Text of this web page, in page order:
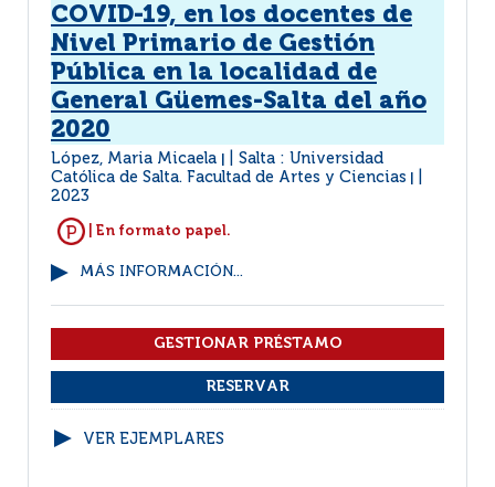
COVID-19, en los docentes de
Nivel Primario de Gestión
Pública en la localidad de
General Güemes-Salta del año
2020
López, Maria Micaela
Salta : Universidad
Católica de Salta. Facultad de Artes y Ciencias
2023
| En formato papel.
MÁS INFORMACIÓN...
VER EJEMPLARES